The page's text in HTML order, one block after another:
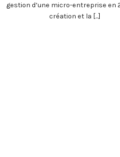
gestion d’une micro-entreprise en
création et la [...]